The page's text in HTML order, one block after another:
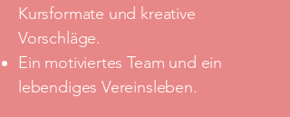
Kursformate und kreative
Vorschläge.
Ein motiviertes Team und ein
lebendiges Vereinsleben.